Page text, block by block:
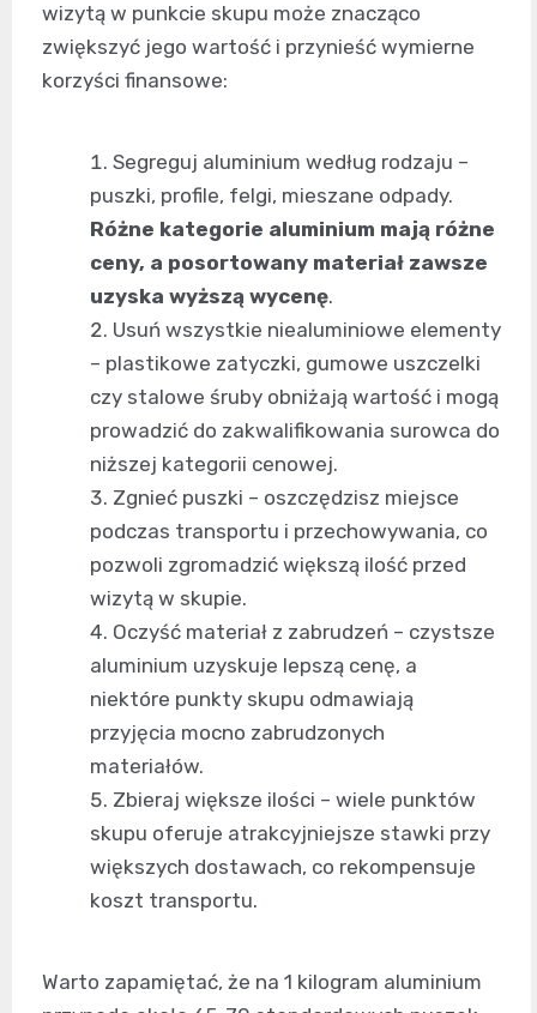
wizytą w punkcie skupu może znacząco
zwiększyć jego wartość i przynieść wymierne
korzyści finansowe:
Segreguj aluminium według rodzaju –
puszki, profile, felgi, mieszane odpady.
Różne kategorie aluminium mają różne
ceny, a posortowany materiał zawsze
uzyska wyższą wycenę.
Usuń wszystkie niealuminiowe elementy
– plastikowe zatyczki, gumowe uszczelki
czy stalowe śruby obniżają wartość i mogą
prowadzić do zakwalifikowania surowca do
niższej kategorii cenowej.
Zgnieć puszki – oszczędzisz miejsce
podczas transportu i przechowywania, co
pozwoli zgromadzić większą ilość przed
wizytą w skupie.
Oczyść materiał z zabrudzeń – czystsze
aluminium uzyskuje lepszą cenę, a
niektóre punkty skupu odmawiają
przyjęcia mocno zabrudzonych
materiałów.
Zbieraj większe ilości – wiele punktów
skupu oferuje atrakcyjniejsze stawki przy
większych dostawach, co rekompensuje
koszt transportu.
Warto zapamiętać, że na 1 kilogram aluminium